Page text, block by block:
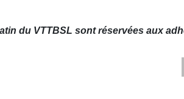
du VTTBSL sont réservées aux